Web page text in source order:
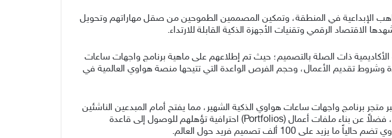
الإبداعية في المنطقة، وتمكين المصممين الطموحين من صقل مهاراتهم وتحويل
الاقتصاد الرقمي وتقنيات الأجهزة الذكية القابلة للارتداء.
ذات الصلة بالتصميم؛ حيث تم إطلاعهم على ماهية برنامج واجهات ساعات
وشروط تقديم الأعمال، وحجم الفرص الواعدة التي تتيحها منصة هواوي العالمية في
برنامج واجهات ساعات هواوي الذكية الشهير، مما يفتح أمام المبدعين الناشئين
نافذة استثنائية لاكتساب خبرات عملية حقيقية من خلال العمل على مشاريع ذات طابع تجاري، فضلاً عن بناء ملفات أعمال (Portfolios) احترافية تؤهلهم للوصول إلى قاعدة
ألف تصميم فريد حول العالم.